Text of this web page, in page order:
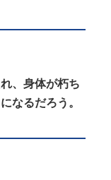
、身体が朽ち
なるだろう。